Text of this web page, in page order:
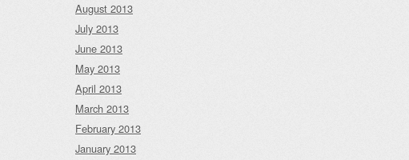
August 2013
July 2013
June 2013
May 2013
April 2013
March 2013
February 2013
January 2013